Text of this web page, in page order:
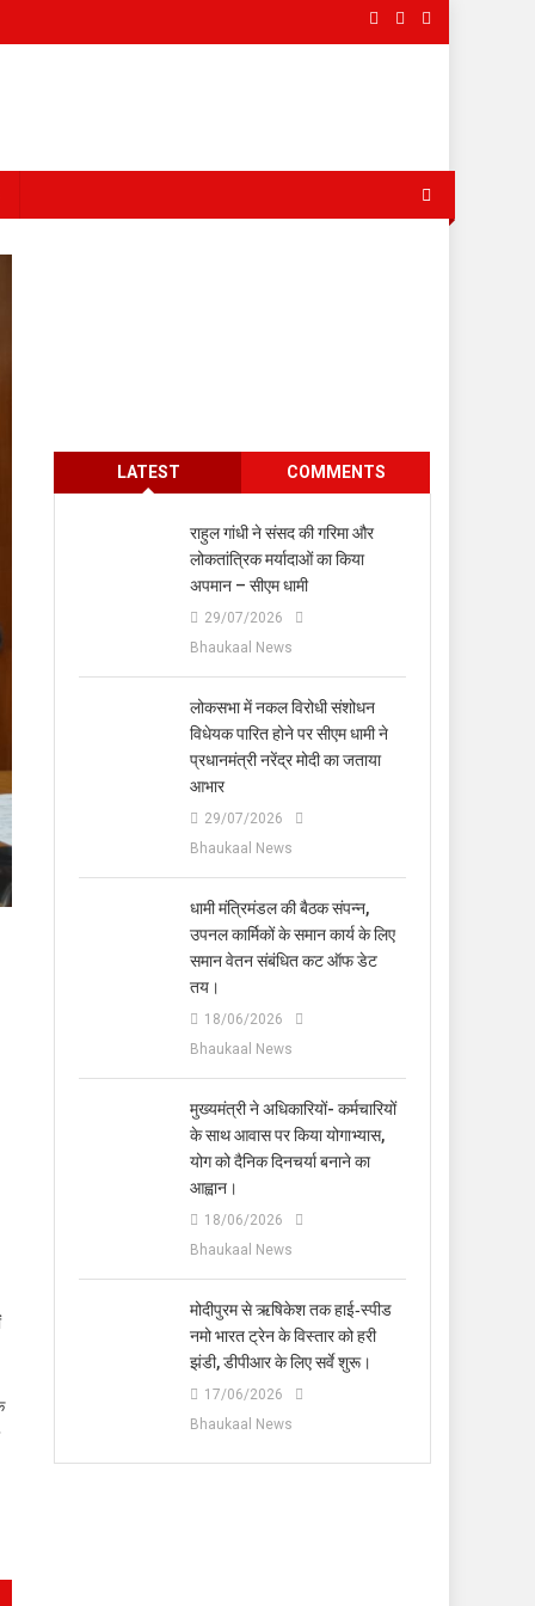
LATEST COMMENTS
राहुल गांधी ने संसद की गरिमा और
लोकतांत्रिक मर्यादाओं का किया
अपमान – सीएम धामी
29/07/2026
Bhaukaal News
लोकसभा में नकल विरोधी संशोधन
विधेयक पारित होने पर सीएम धामी ने
प्रधानमंत्री नरेंद्र मोदी का जताया
आभार
29/07/2026
Bhaukaal News
धामी मंत्रिमंडल की बैठक संपन्न,
उपनल कार्मिकों के समान कार्य के लिए
समान वेतन संबंधित कट ऑफ डेट
तय।
18/06/2026
Bhaukaal News
मुख्यमंत्री ने अधिकारियों- कर्मचारियों
के साथ आवास पर किया योगाभ्यास,
योग को दैनिक दिनचर्या बनाने का
आह्वान।
18/06/2026
Bhaukaal News
मोदीपुरम से ऋषिकेश तक हाई‑स्पीड
नमो भारत ट्रेन के विस्तार को हरी
झंडी, डीपीआर के लिए सर्वे शुरू।
17/06/2026
Bhaukaal News